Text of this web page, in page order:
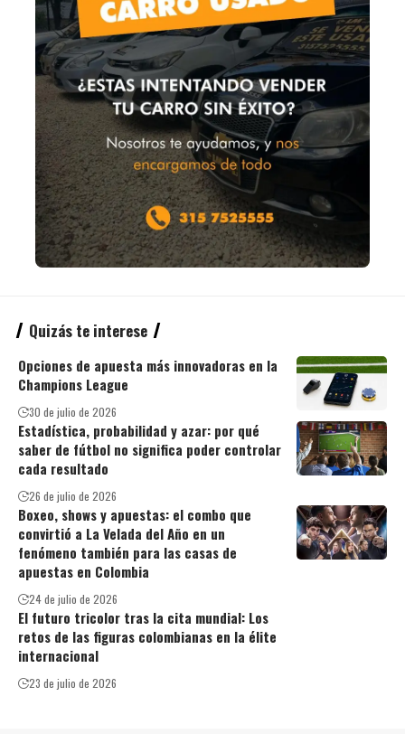
Quizás te interese
Opciones de apuesta más innovadoras en la
Champions League
30 de julio de 2026
Estadística, probabilidad y azar: por qué
saber de fútbol no significa poder controlar
cada resultado
26 de julio de 2026
Boxeo, shows y apuestas: el combo que
convirtió a La Velada del Año en un
fenómeno también para las casas de
apuestas en Colombia
24 de julio de 2026
El futuro tricolor tras la cita mundial: Los
retos de las figuras colombianas en la élite
internacional
23 de julio de 2026